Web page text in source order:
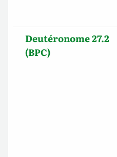
Deutéronome 27.2
(BPC)